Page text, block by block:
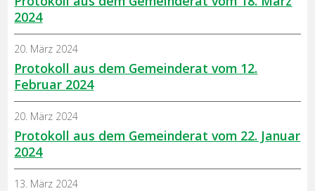
2024
Protokoll aus dem Gemeinderat vom 12.
Februar 2024
20. März 2024
Protokoll aus dem Gemeinderat vom 22. Januar
2024
20. März 2024
13. März 2024